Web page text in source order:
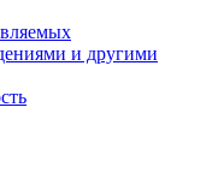
и другими